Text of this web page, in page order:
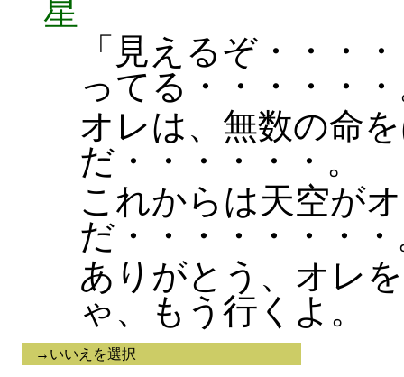
星
「見えるぞ・・・
ってる・・・・・
オレは、無数の命
だ・・・・・・。
これからは天空が
だ・・・・・・・
ありがとう、オレ
ゃ、もう行くよ。
→いいえを選択